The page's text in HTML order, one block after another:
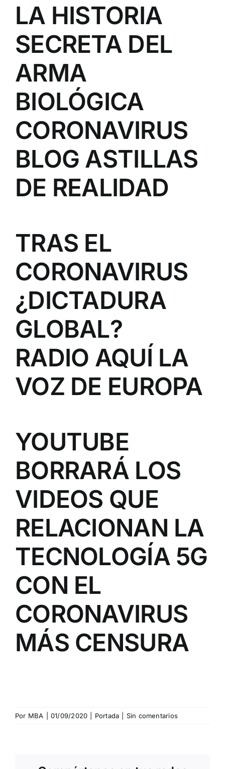
LA HISTORIA
SECRETA DEL
ARMA
BIOLÓGICA
CORONAVIRUS
BLOG ASTILLAS
DE REALIDAD
TRAS EL
CORONAVIRUS
¿DICTADURA
GLOBAL?
RADIO AQUÍ LA
VOZ DE EUROPA
YOUTUBE
BORRARÁ LOS
VIDEOS QUE
RELACIONAN LA
TECNOLOGÍA 5G
CON EL
CORONAVIRUS
MÁS CENSURA
Por MBA 01/09/2020 Portada Sin comentarios